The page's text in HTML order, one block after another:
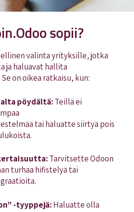
sopii?
valinta yrityksille, jotka
ja haluavat hallita
on oikea ratkaisu, kun:
pöydältä:Teillä ei
tai haluatte siirtyä pois
Tarvitsette Odoon
turhaa hifistelyä tai
-tyyppejä:Haluatte olla